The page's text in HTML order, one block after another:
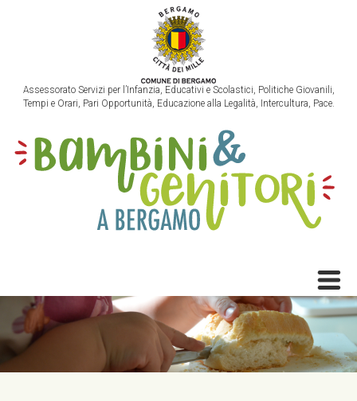
Assessorato Servizi per l’Infanzia, Educativi e Scolastici, Politiche Giovanili,
Tempi e Orari, Pari Opportunità, Educazione alla Legalità, Intercultura, Pace.